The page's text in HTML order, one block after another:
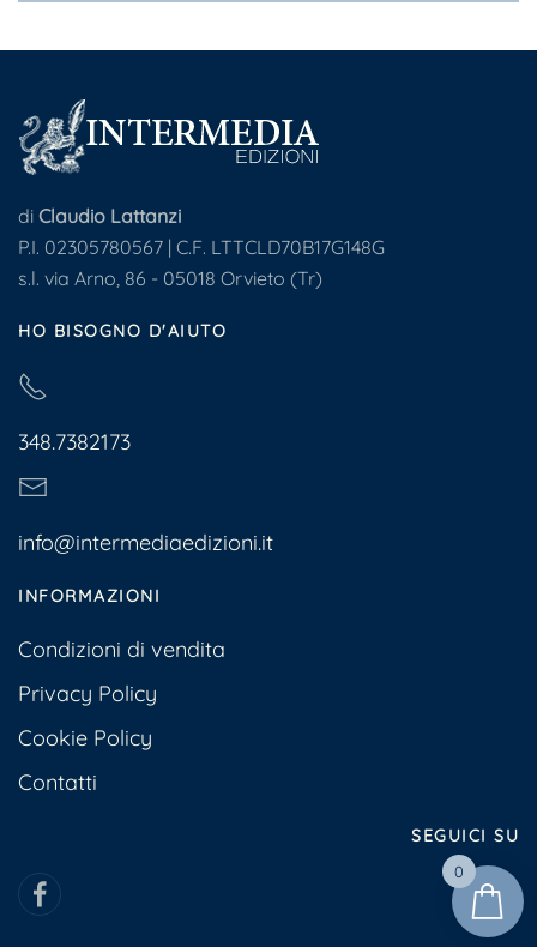
di Claudio Lattanzi
P.I. 02305780567 | C.F. LTTCLD70B17G148G
s.l. via Arno, 86 - 05018 Orvieto (Tr)
HO BISOGNO D'AIUTO
348.7382173
info@intermediaedizioni.it
INFORMAZIONI
Condizioni di vendita
Privacy Policy
Cookie Policy
Contatti
SEGUICI SU
0